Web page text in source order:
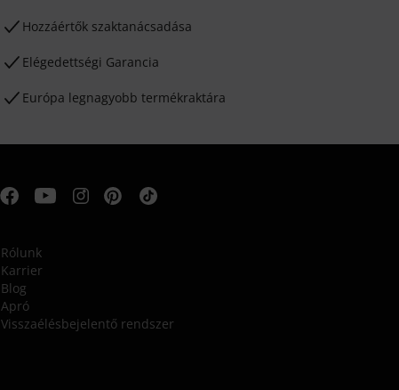
Hozzáértők szaktanácsadása
Elégedettségi Garancia
Európa legnagyobb termékraktára
Rólunk
Karrier
Blog
Apró
Visszaélésbejelentő rendszer